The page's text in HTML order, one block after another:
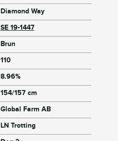
Diamond Way
SE 19-1447
Brun
110
8.96%
154/157 cm
Global Farm AB
LN Trotting